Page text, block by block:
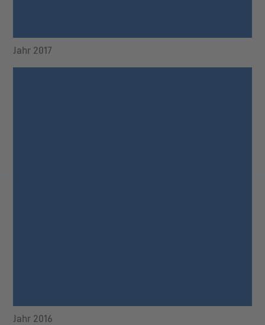
Jahr 2017
Jahr 2016